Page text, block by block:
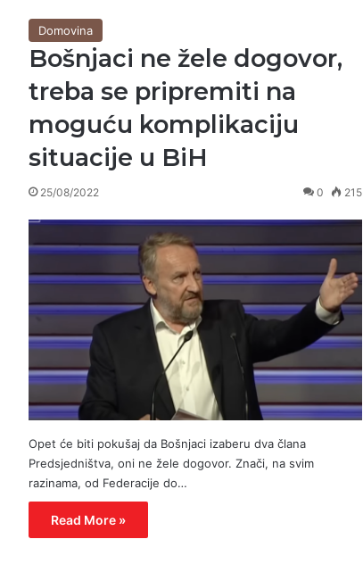
Domovina
Bošnjaci ne žele dogovor,
treba se pripremiti na
moguću komplikaciju
situacije u BiH
25/08/2022 0 215
Opet će biti pokušaj da Bošnjaci izaberu dva člana
Predsjedništva, oni ne žele dogovor. Znači, na svim
razinama, od Federacije do…
Read More »